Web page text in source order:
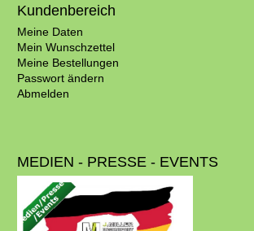
Kundenbereich
Meine Daten
Mein Wunschzettel
Meine Bestellungen
Passwort ändern
Abmelden
MEDIEN - PRESSE - EVENTS